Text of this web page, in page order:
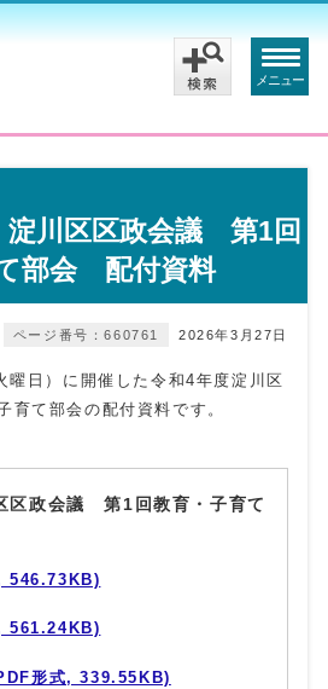
メニュー
川区区政会議 第1回
部会 配付資料
2026年3月27日
ページ番号：660761
日）に開催した令和4年度淀川区
育て部会の配付資料です。
政会議 第1回教育・子育て
546.73KB)
561.24KB)
形式, 339.55KB)